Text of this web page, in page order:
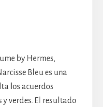
by Hermes,
Bleu es una
los acuerdos
verdes. El resultado